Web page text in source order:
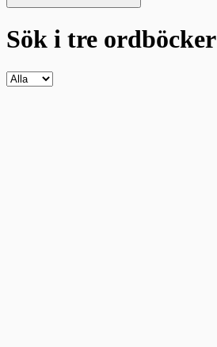
Sök i tre ordböcker